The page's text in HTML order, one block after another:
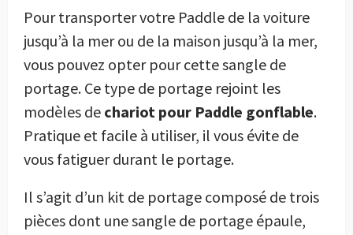
Pour transporter votre Paddle de la voiture
jusqu’à la mer ou de la maison jusqu’à la mer,
vous pouvez opter pour cette sangle de
portage. Ce type de portage rejoint les
modèles de chariot pour Paddle gonflable.
Pratique et facile à utiliser, il vous évite de
vous fatiguer durant le portage.
Il s’agit d’un kit de portage composé de trois
pièces dont une sangle de portage épaule,